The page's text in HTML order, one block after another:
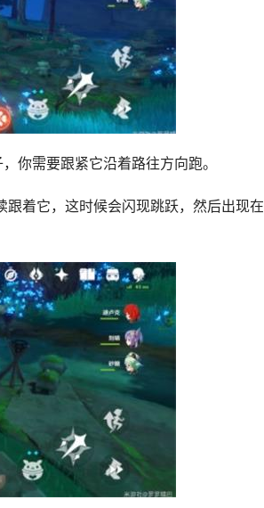
你需要跟紧它沿着路往方向跑。
着它，这时候会闪现跳跃，然后出现在